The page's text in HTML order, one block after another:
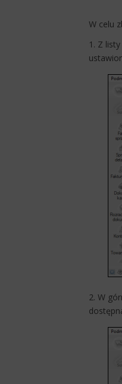
​W celu
1. Z
2. W